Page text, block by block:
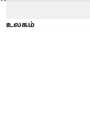
உலகம்